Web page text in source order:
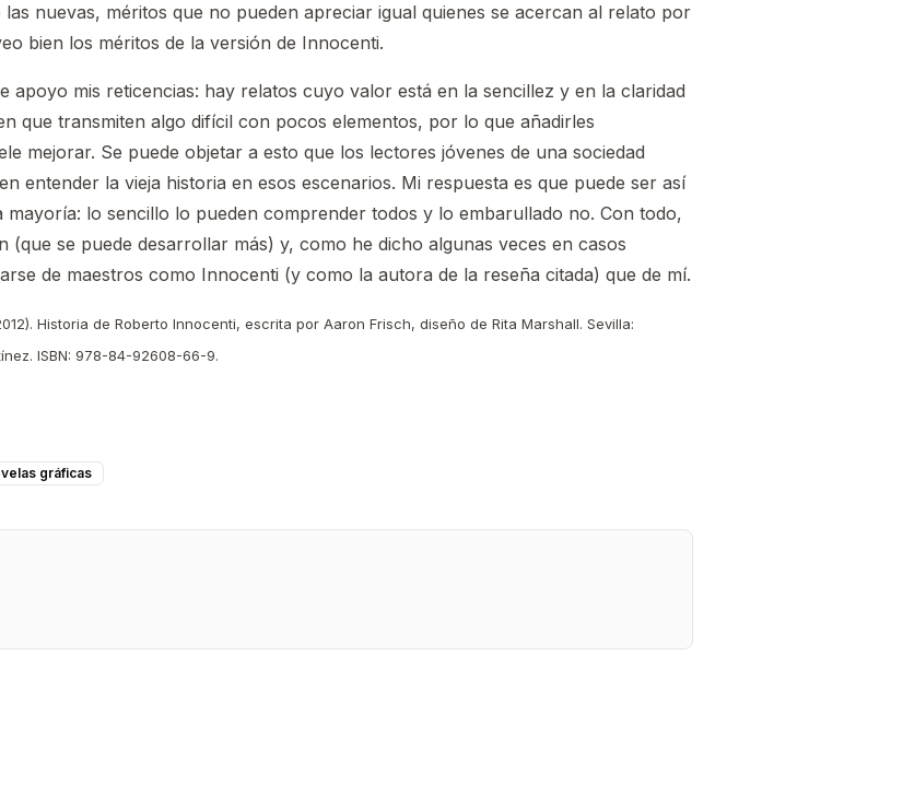
nuevas, méritos que no pueden apreciar igual quienes se acercan al relato por
bien los méritos de la versión de Innocenti.
apoyo mis reticencias: hay relatos cuyo valor está en la sencillez y en la claridad
que transmiten algo difícil con pocos elementos, por lo que añadirles
mejorar. Se puede objetar a esto que los lectores jóvenes de una sociedad
entender la vieja historia en esos escenarios. Mi respuesta es que puede ser así
lo sencillo lo pueden comprender todos y lo embarullado no. Con todo,
se puede desarrollar más) y, como he dicho algunas veces en casos
de maestros como Innocenti (y como la autora de la reseña citada) que de mí.
Historia de Roberto Innocenti, escrita por Aaron Frisch, diseño de Rita Marshall. Sevilla:
ISBN: 978-84-92608-66-9.
gráficas